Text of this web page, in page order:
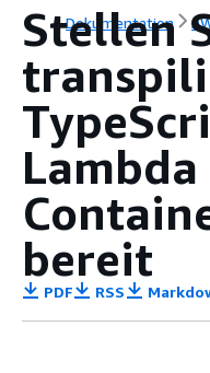
Dokumentation
Stellen
bereit
PDF RSS